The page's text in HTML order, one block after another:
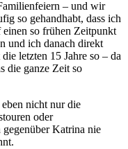
– und wir
so gehandhabt, dass ich
so frühen Zeitpunkt
und ich danach direkt
letzten 15 Jahre so – da
die ganze Zeit so
nicht nur die
oder
gegenüber Katrina nie